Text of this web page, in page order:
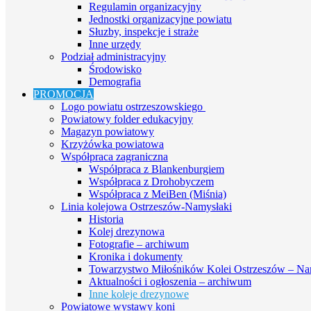
Regulamin organizacyjny
Jednostki organizacyjne powiatu
Słuzby, inspekcje i straże
Inne urzędy
Podział administracyjny
Środowisko
Demografia
PROMOCJA
Logo powiatu ostrzeszowskiego
Powiatowy folder edukacyjny
Magazyn powiatowy
Krzyżówka powiatowa
Współpraca zagraniczna
Współpraca z Blankenburgiem
Współpraca z Drohobyczem
Współpraca z MeiBen (Miśnia)
Linia kolejowa Ostrzeszów-Namysłaki
Historia
Kolej drezynowa
Fotografie – archiwum
Kronika i dokumenty
Towarzystwo Miłośników Kolei Ostrzeszów –
Aktualności i ogłoszenia – archiwum
Inne koleje drezynowe
Powiatowe wystawy koni